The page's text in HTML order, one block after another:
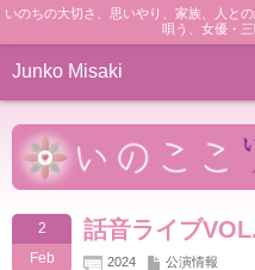
いのちの大切さ、思いやり、家族、人と
唄う、女優・
Junko Misaki
2
Feb
話音ライブ
2024 公演情報